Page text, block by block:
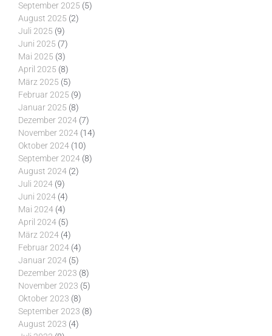
September 2025 (5)
August 2025 (2)
Juli 2025 (9)
Juni 2025 (7)
Mai 2025 (3)
April 2025 (8)
März 2025 (5)
Februar 2025 (9)
Januar 2025 (8)
Dezember 2024 (7)
November 2024 (14)
Oktober 2024 (10)
September 2024 (8)
August 2024 (2)
Juli 2024 (9)
Juni 2024 (4)
Mai 2024 (4)
April 2024 (5)
März 2024 (4)
Februar 2024 (4)
Januar 2024 (5)
Dezember 2023 (8)
November 2023 (5)
Oktober 2023 (8)
September 2023 (8)
August 2023 (4)